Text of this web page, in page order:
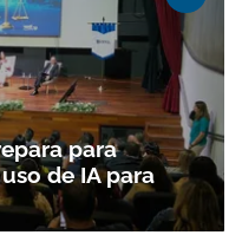
para
de IA para